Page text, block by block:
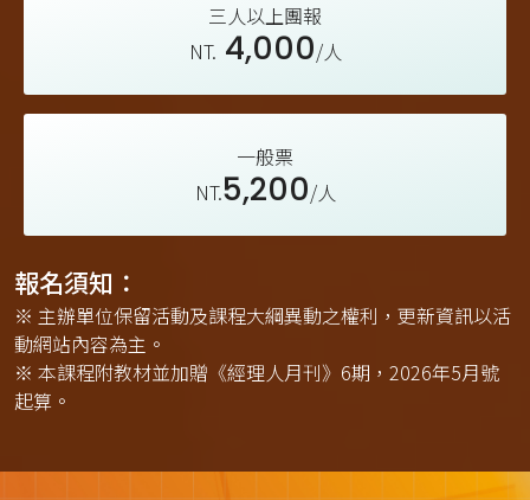
三人以上團報
NT. 4,000/人
一般票
NT.5,200/人
報名須知：
※ 主辦單位保留活動及課程大綱異動之權利，更新資訊以活
動網站內容為主。
※ 本課程附教材並加贈《經理人月刊》6期，2026年5月號
起算。